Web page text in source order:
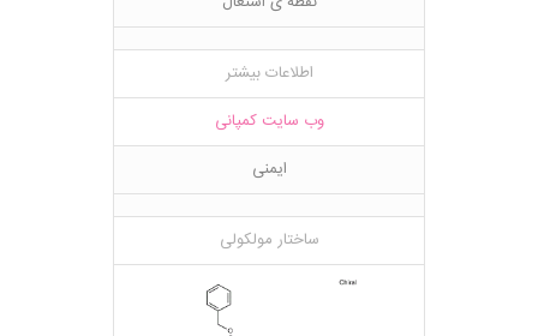
اطلاعات بیشتر
وب سایت کمپانی
ایمنی
ساختار مولکولی